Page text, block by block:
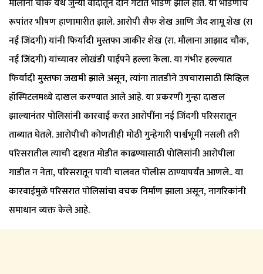
मौलाना चौक येथे जुन्या वादातून दोन गटांत भांडण झाले होते. या भांडणाचे
रूपांतर भीषण हाणामारीत झाले. आरोपी सैफ शेख आणि जैद शामू शेख (रा
नई जिंदगी) यांनी फिर्यादी मुस्तफा जाकीर शेख (रा. मौलाना आझाद चौक,
नई जिंदगी) यांच्यावर लोखंडी पाईपने हल्ला केला. या गंभीर हल्ल्यात
फिर्यादी मुस्तफा जखमी झाले असून, त्यांना तातडीने उपचारासाठी सिव्हिल
हॉस्पिटलमध्ये दाखल करण्यात आले आहे. या प्रकरणी गुन्हा दाखल
झाल्यानंतर पोलिसांनी कारवाई करत आरोपींना नई जिंदगी परिसरातून
ताब्यात घेतले. आरोपीची कोणतीही मोठी गुन्हेगारी पार्श्वभूमी नसली तरी
परिसरातील त्याची दहशत मोडीत काढण्यासाठी पोलिसांनी आरोपीला
गाडीत न नेता, परिसरातून पायी चालवत पोलीस ठाण्यापर्यंत आणले.. या
कारवाईमुळे परिसरात पोलिसांचा वचक निर्माण झाला असून, नागरिकांनी
समाधान व्यक्त केले आहे.